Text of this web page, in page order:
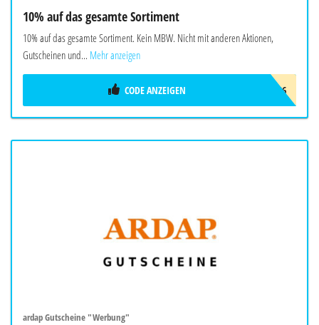
10% auf das gesamte Sortiment
10% auf das gesamte Sortiment. Kein MBW. Nicht mit anderen Aktionen,
Gutscheinen und... Mehr anzeigen
HALLOBREER2026
CODE ANZEIGEN
ardap Gutscheine "Werbung"